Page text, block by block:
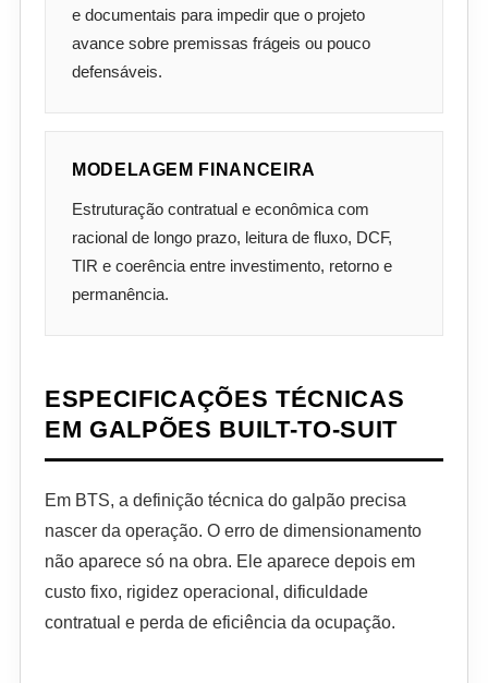
e documentais para impedir que o projeto
avance sobre premissas frágeis ou pouco
defensáveis.
MODELAGEM FINANCEIRA
Estruturação contratual e econômica com
racional de longo prazo, leitura de fluxo, DCF,
TIR e coerência entre investimento, retorno e
permanência.
ESPECIFICAÇÕES TÉCNICAS
EM GALPÕES BUILT-TO-SUIT
Em BTS, a definição técnica do galpão precisa
nascer da operação. O erro de dimensionamento
não aparece só na obra. Ele aparece depois em
custo fixo, rigidez operacional, dificuldade
contratual e perda de eficiência da ocupação.